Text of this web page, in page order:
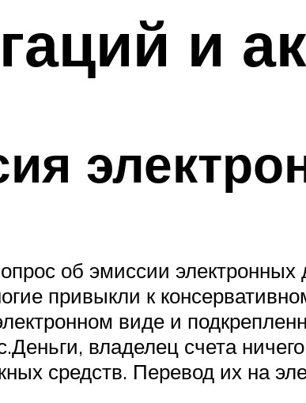
и
об эмиссии электронных
привыкли к
виде и
владелец счета
средств. Перевод их на